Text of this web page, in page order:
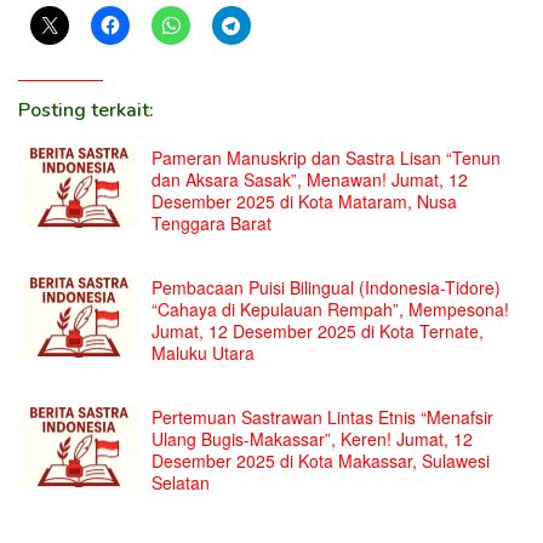
Posting terkait:
Pameran Manuskrip dan Sastra Lisan “Tenun
dan Aksara Sasak”, Menawan! Jumat, 12
Desember 2025 di Kota Mataram, Nusa
Tenggara Barat
Pembacaan Puisi Bilingual (Indonesia-Tidore)
“Cahaya di Kepulauan Rempah”, Mempesona!
Jumat, 12 Desember 2025 di Kota Ternate,
Maluku Utara
Pertemuan Sastrawan Lintas Etnis “Menafsir
Ulang Bugis-Makassar”, Keren! Jumat, 12
Desember 2025 di Kota Makassar, Sulawesi
Selatan